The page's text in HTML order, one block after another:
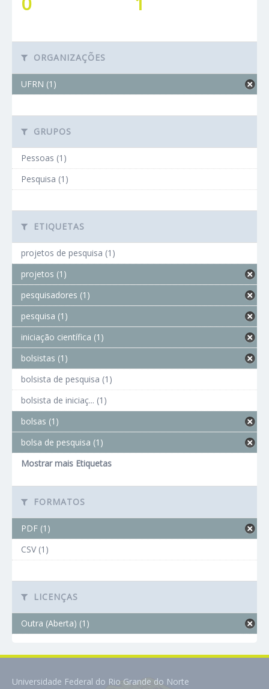
ORGANIZAÇÕES
UFRN (1)
GRUPOS
Pessoas (1)
Pesquisa (1)
ETIQUETAS
projetos de pesquisa (1)
projetos (1)
pesquisadores (1)
pesquisa (1)
iniciação científica (1)
bolsistas (1)
bolsista de pesquisa (1)
bolsista de iniciaç... (1)
bolsas (1)
bolsa de pesquisa (1)
Mostrar mais Etiquetas
FORMATOS
PDF (1)
CSV (1)
LICENÇAS
Outra (Aberta) (1)
Universidade Federal do Rio Grande do Norte